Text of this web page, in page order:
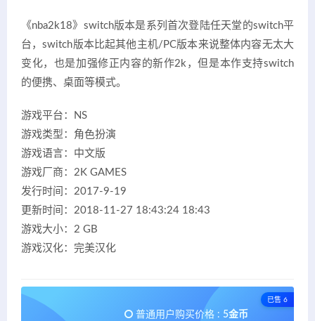
《nba2k18》switch版本是系列首次登陆任天堂的switch平
台，switch版本比起其他主机/PC版本来说整体内容无太大
变化，也是加强修正内容的新作2k，但是本作支持switch
的便携、桌面等模式。
游戏平台：NS
游戏类型：角色扮演
游戏语言：中文版
游戏厂商：2K GAMES
发行时间：2017-9-19
更新时间：2018-11-27 18:43:24 18:43
游戏大小：2 GB
游戏汉化：完美汉化
已售 6
普通用户购买价格 : 5金币